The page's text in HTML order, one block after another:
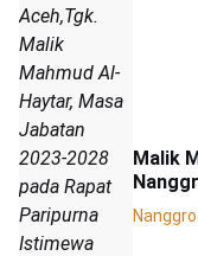
Aceh,Tgk.
Malik
Mahmud Al-
Haytar, Masa
Jabatan
2023-2028
pada Rapat
Paripurna
Istimewa
Malik